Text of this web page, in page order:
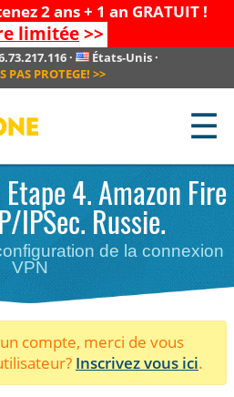
2 ans + 1 an GRATUIT !
limitée>>
· États-Unis ·
PAS PROTEGE! >>
☰
Etape 4. Amazon Fire
IPSec. Russie.
de la connexion
VPN
compte, merci de vous
Inscrivez vous ici.